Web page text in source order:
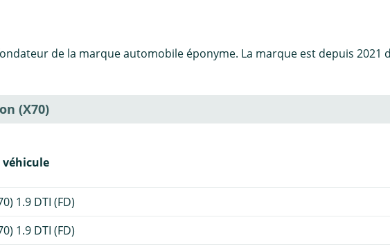
de la marque automobile éponyme. La marque est depuis 2021
(X70)
véhicule
1.9 DTI (FD)
1.9 DTI (FD)